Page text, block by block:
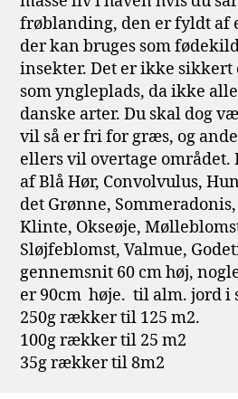
frøblanding, den er fyldt af
der kan bruges som
insekter. Det er ikke sikkert
som yngleplads, da ikke
danske arter. Du skal dog
vil så er fri for græs, og
ellers vil overtage
af Blå Hør, Convolvulus,
det Grønne,
Klinte, Okseøje,
Sløjfeblomst, Valmue,
gennemsnit 60 cm høj,
er 90cm høje. til alm. jord i
250g rækker til 125 m2.
100g rækker til 25 m2
35g rækker til 8m2